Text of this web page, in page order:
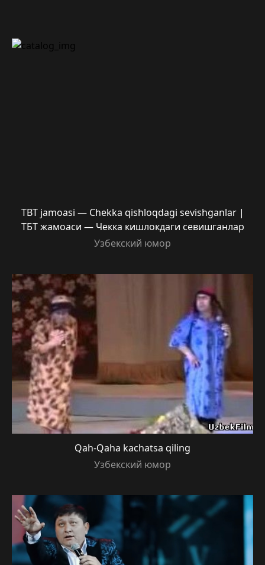
TBT jamoasi — Chekka qishloqdagi sevishganlar |
ТБТ жамоаси — Чекка кишлокдаги севишганлар
Узбекский юмор
Qah-Qaha kachatsa qiling
Узбекский юмор